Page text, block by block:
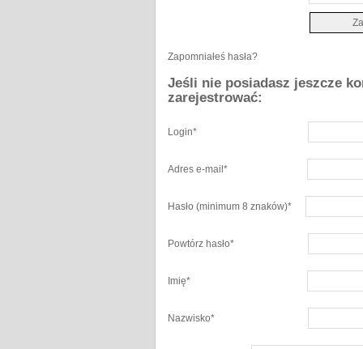
Zapomniałeś hasła?
Jeśli nie posiadasz jeszcze
zarejestrować:
Login*
Adres e-mail *
Hasło (minimum 8 znaków)*
Powtórz hasło*
Imię*
Nazwisko*